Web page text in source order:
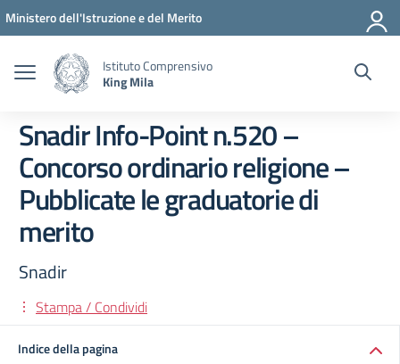
Vai ai contenuti
Vai al menu di navigazione
Vai al footer
Ministero dell'Istruzione e del Merito
Istituto Comprensivo
King Mila
Snadir Info-Point n.520 –
Concorso ordinario religione –
Pubblicate le graduatorie di
merito
Snadir
Stampa / Condividi
Indice della pagina